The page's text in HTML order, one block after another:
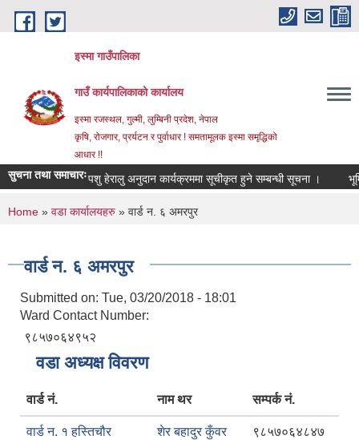
Skip to main content
इस्मा गाउँपालिका
गाउँ कार्यपालिकाको कार्यालय
इस्मा रजस्थल, गुल्मी, लुम्बिनी प्रदेश, नेपाल
कृषि, रोजगार, प्रर्यटन र पुर्वाधार ! समतामूलक इस्मा समृद्धिको
आधार !!
सुचना तथा समाचारःपशु हेरालु अनुदान कार्यक्रममा सूचीकृत हुने सम्बन्धी सूचना ।
You are here
Home » वडा कार्यालयहरु » वार्ड न. ६ अमरपुर
वार्ड न. ६ अमरपुर
Submitted on: Tue, 03/20/2018 - 18:01
Ward Contact Number:
९८५७०६४९५२
वडा अध्यक्ष विवरण
वार्ड नं. नाम थर सम्पर्क नं.
वार्ड न. १ हस्तिचौर शेर बहादुर कुँवर ९८५७०६४८४७